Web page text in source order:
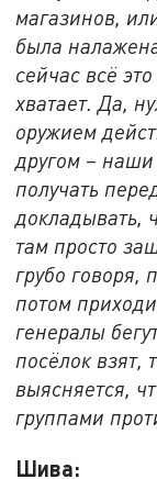
магазинов,
была
сейчас всё
хватает. Да,
оружием
другом – наши
получать
докладывать,
там просто
грубо говоря,
потом
генералы
посёлок взят,
выясняется,
группами
Шива: